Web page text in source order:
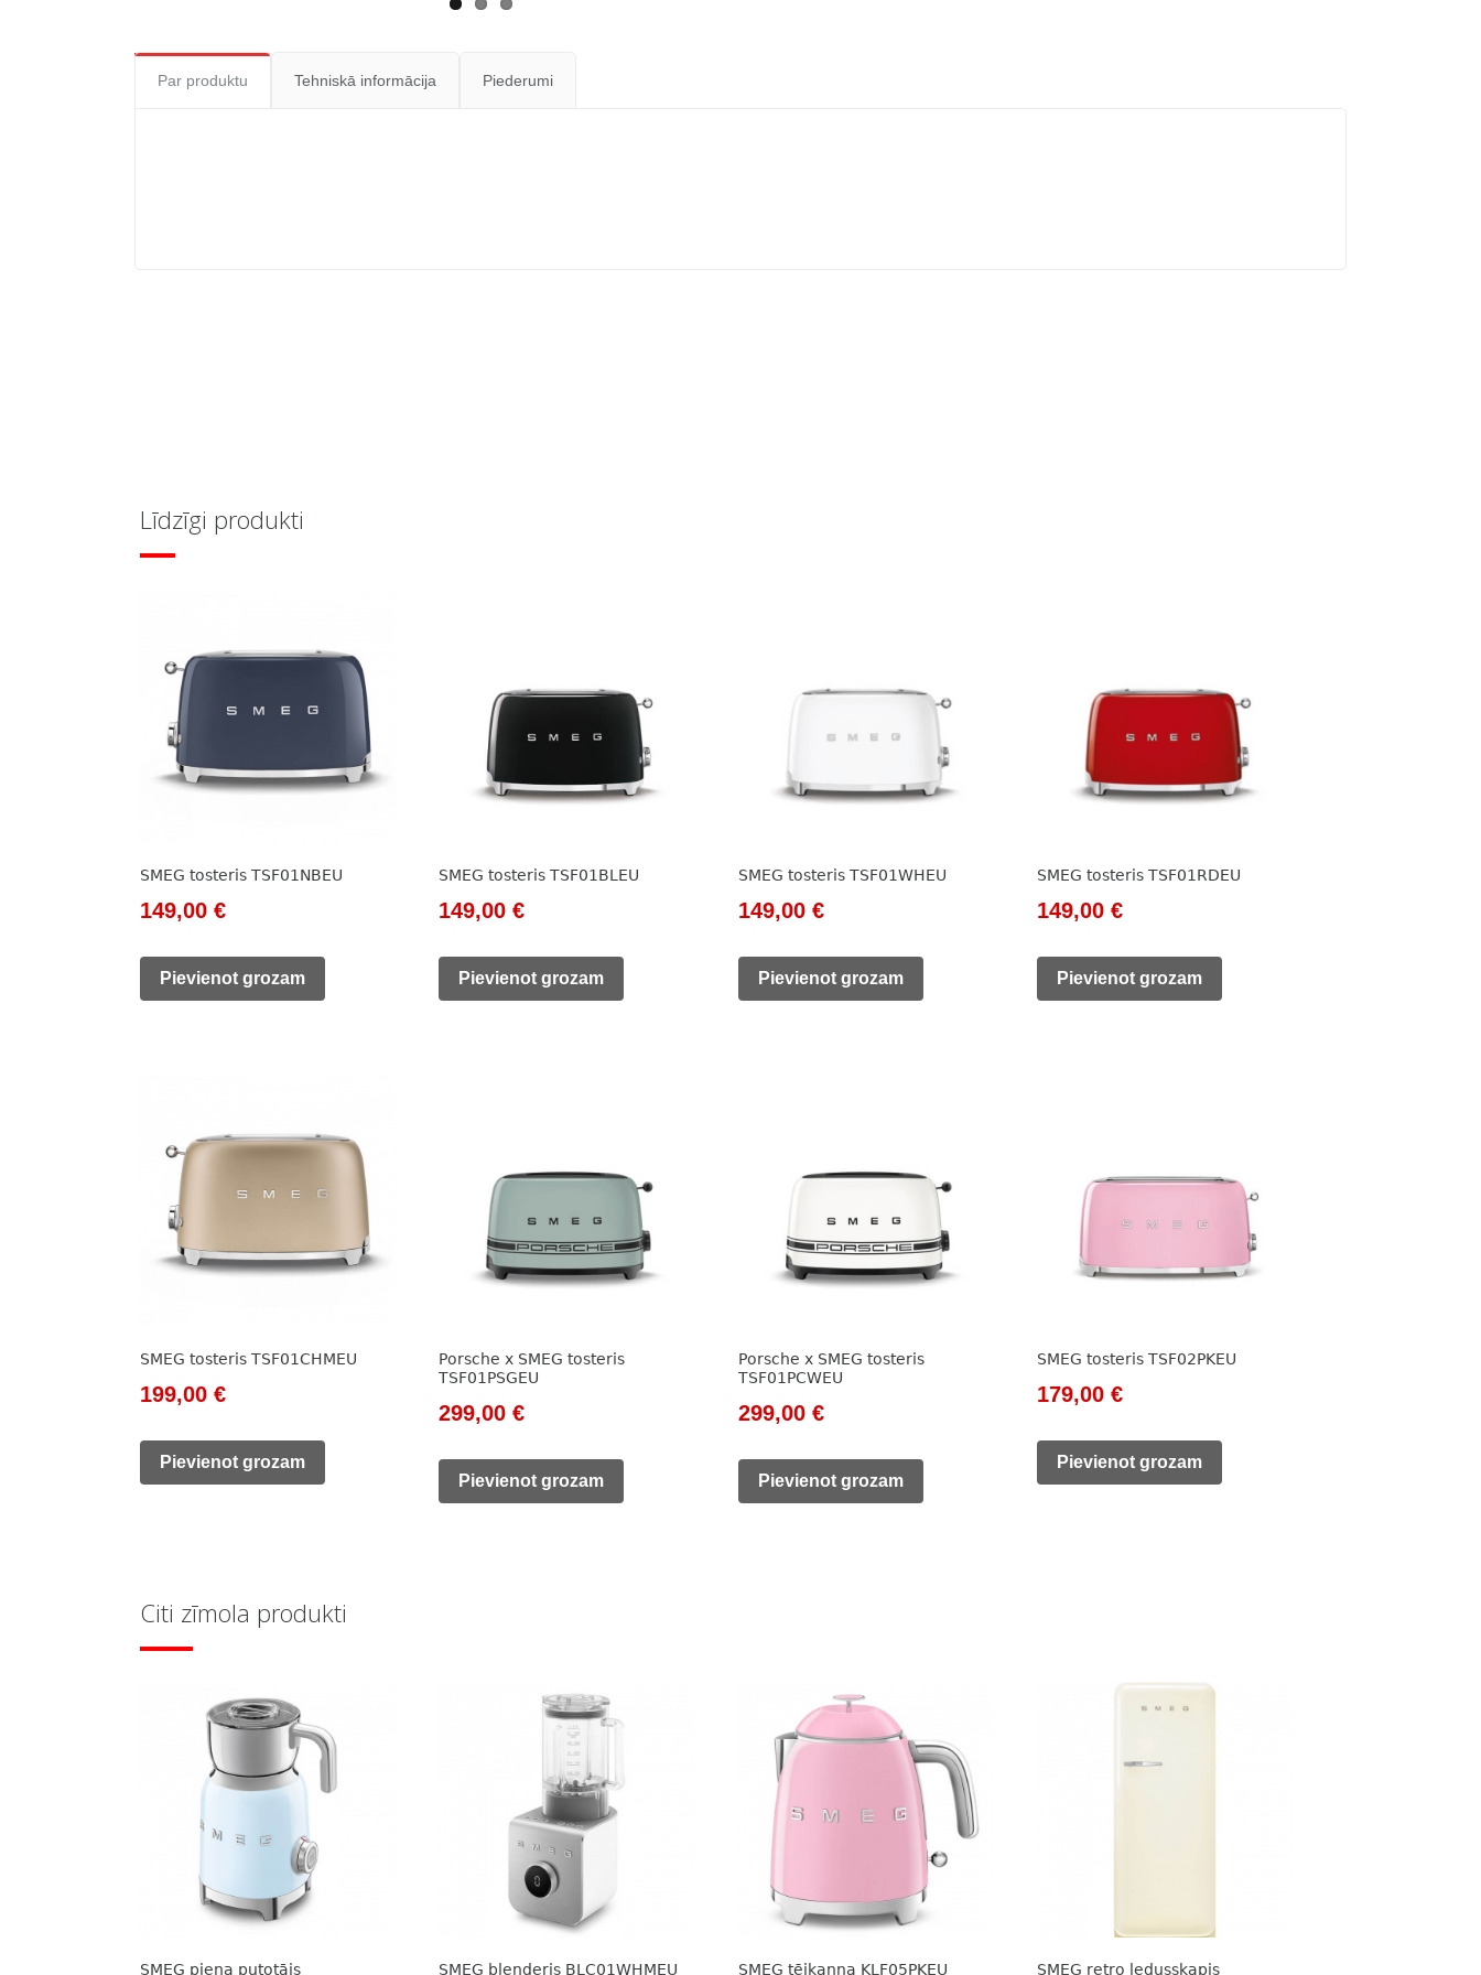
Par produktu Tehniskā informācija Piederumi
Līdzīgi produkti
SMEG tosteris TSF01NBEU
Original
was:
149,00 €Current
is:
Pievienot grozam
SMEG tosteris TSF01BLEU
Original
was:
149,00€Current
is:
Pievienot grozam
SMEG tosteris TSF01WHEU
Original
was:
149,00 €Current
is:
Pievienot grozam
SMEG tosteris TSF01RDEU
Original
was:
149,00€Current
is:
Pievienot grozam
SMEG tosteris TSF01CHMEU
Original
was:
199,00 €Current
is:
Pievienot grozam
Porsche x SMEG tosteris
TSF01PSGEU
Original
was:
299,00€Current
is:
Pievienot grozam
Porsche x SMEG tosteris
TSF01PCWEU
Original
was:
299,00 €Current
is:
Pievienot grozam
SMEG tosteris TSF02PKEU
Original
was:
179,00€Current
is:
Pievienot grozam
Citi zīmola produkti
SMEG piena putotājs
SMEG blenderis BLC01WHMEU SMEG tējkanna KLF05PKEU
SMEG retro ledusskapis